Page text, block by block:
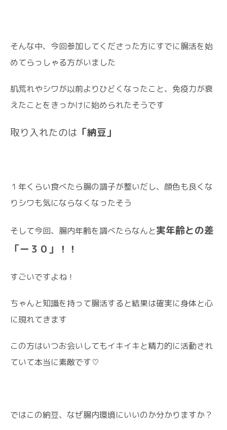
そんな中、今回参加してくださった方にすでに腸活を始
めてらっしゃる方がいました
肌荒れやシワが以前よりひどくなったこと、免疫力が衰
えたことをきっかけに始められたそうです
取り入れたのは 「納豆」
１年くらい食べたら腸の調子が整いだし、顔色も良くな
りシワも気にならなくなったそう
そして今回、腸内年齢を調べたらなんと実年齢との差
「ー３０」！！
すごいですよね！
ちゃんと知識を持って腸活すると結果は確実に身体と心
に現れてきます
この方はいつお会いしてもイキイキと精力的に活動され
ていて本当に素敵です♡
ではこの納豆、なぜ腸内環境にいいのか分かりますか？